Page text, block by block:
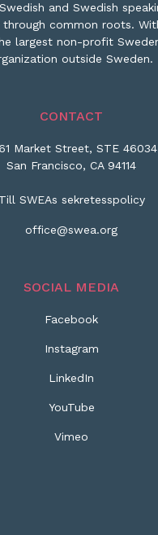
and Swedish
common roots.
largest non-profit
outside Sweden.
CONTACT
Market Street, STE 46034
San Francisco, CA 94114
Till SWEAs sekretesspolicy
office@swea.org
SOCIAL MEDIA
Facebook
Instagram
LinkedIn
YouTube
Vimeo